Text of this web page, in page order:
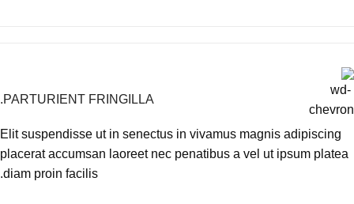
PARTURIENT FRINGILLA.
Elit suspendisse ut in senectus in vivamus magnis adipiscing
placerat accumsan laoreet nec penatibus a vel ut ipsum platea
diam proin facilis.